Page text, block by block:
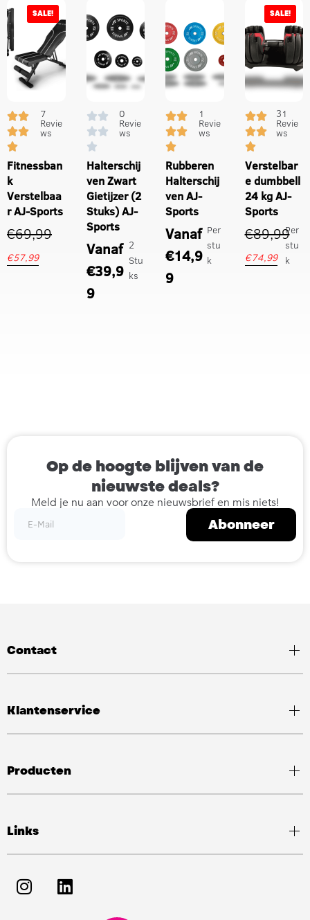
SALE!
7
Revie
ws
Fitnessban
k
Verstelbaa
r AJ-Sports
€69,99
€57,99
0
Revie
ws
Halterschij
ven Zwart
Gietijzer (2
Stuks) AJ-
Sports
Vanaf
€39,9
9
2
Stu
ks
1
Revie
ws
Rubberen
Halterschij
ven AJ-
Sports
Vanaf
€14,9
9
Per
stu
k
SALE!
31
Revie
ws
Verstelbar
e dumbbell
24 kg AJ-
Sports
€89,99
€74,99
Per
stu
k
Op de hoogte blijven van de
nieuwste deals?
Meld je nu aan voor onze nieuwsbrief en mis niets!
Abonneer
Contact
Klantenservice
Producten
Links